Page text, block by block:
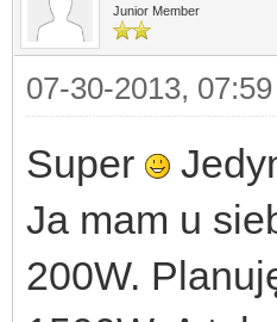
Junior Member
07-30-2013,
Super
Ja mam u
200W.